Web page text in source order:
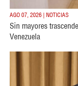
AGO 07, 2026 | NOTICIAS
Sin mayores
Venezuela